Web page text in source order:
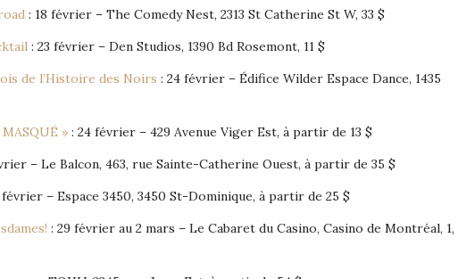
: 18 février – The Comedy Nest, 2313 St Catherine St W, 33 $
: 23 février – Den Studios, 1390 Bd Rosemont, 11 $
de l’Histoire des Noirs : 24 février – Édifice Wilder Espace Dance, 1435
» : 24 février – 429 Avenue Viger Est, à partir de 13 $
– Le Balcon, 463, rue Sainte-Catherine Ouest, à partir de 35 $
février – Espace 3450, 3450 St-Dominique, à partir de 25 $
: 29 février au 2 mars – Le Cabaret du Casino, Casino de Montréal, 1,